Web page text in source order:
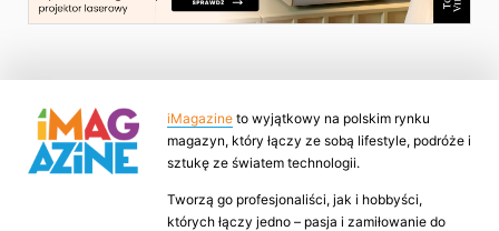
iMagazine to wyjątkowy na polskim rynku
magazyn, który łączy ze sobą lifestyle, podróże i
sztukę ze światem technologii.
Tworzą go profesjonaliści, jak i hobbyści,
których łączy jedno – pasja i zamiłowanie do